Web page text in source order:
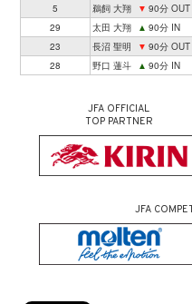
5
鵜飼 大翔 ▼ 90分 OUT
29
太田 大翔 ▲ 90分 IN
23
長沼 聖明 ▼ 90分 OUT
28
野口 蓮斗 ▲ 90分 IN
JFA OFFICIAL
TOP PARTNER
JFA